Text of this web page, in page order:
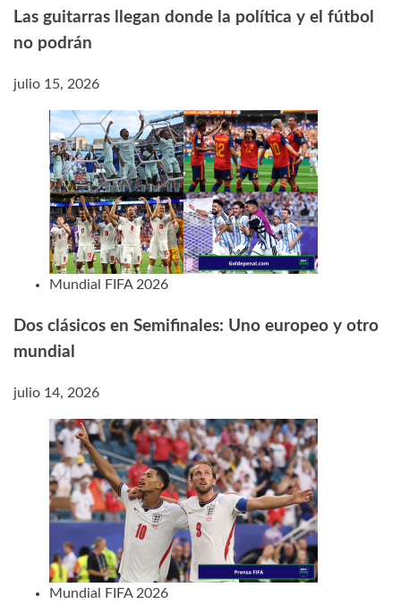
Las guitarras llegan donde la política y el fútbol
no podrán
julio 15, 2026
Mundial FIFA 2026
Dos clásicos en Semifinales: Uno europeo y otro
mundial
julio 14, 2026
Mundial FIFA 2026